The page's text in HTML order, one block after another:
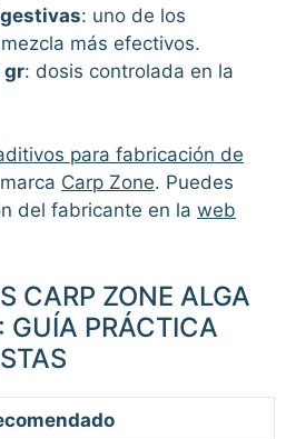
: uno de los
más efectivos.
gr: dosis controlada en la
para fabricación de
Carp Zone. Puedes
del fabricante en la web
CARP ZONE ALGA
GUÍA PRÁCTICA